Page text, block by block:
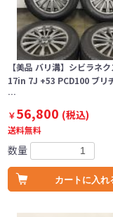
【美品 バリ溝】シビラネ
17in 7J +53 PCD100 ブリ
…
￥56,800 (税込)
送料無料
数量
カートに入れ